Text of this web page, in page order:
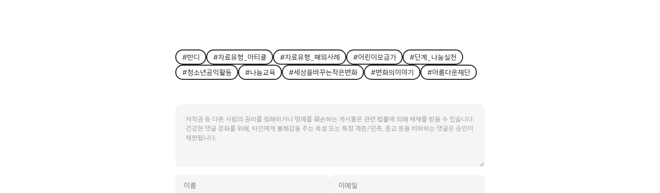
#반디 #자료유형_아티클 #자료유형_해외사례 #어린이모금가
#단계_나눔실천
#청소년공익활동
#나눔교육 #세상을바꾸는작은변화 #변화의이야기 #아름다운재단